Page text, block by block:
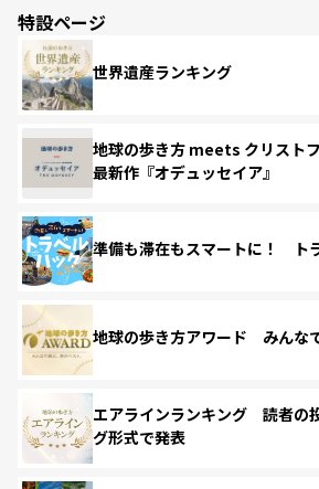
特設ページ
世界遺産ランキング
地球の歩き方 meets クリスト
最新作『オデュッセイア』
準備も滞在もスマートに！ ト
地球の歩き方アワード みんな
エアラインランキング 読者の
グ形式で発表